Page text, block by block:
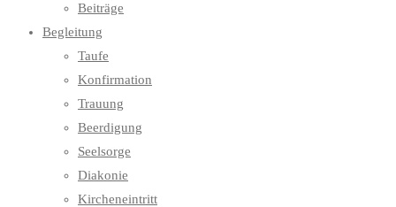
Beiträge
Begleitung
Taufe
Konfirmation
Trauung
Beerdigung
Seelsorge
Diakonie
Kircheneintritt